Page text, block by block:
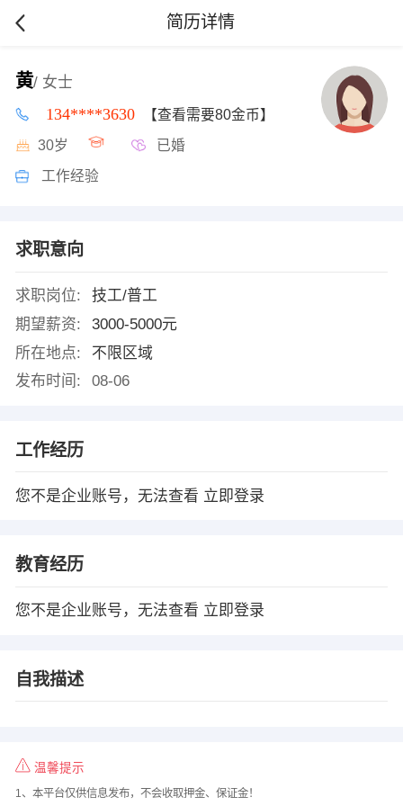
简历详情
黄/ 女士
134****3630 【查看需要80金币】
30岁 已婚
工作经验
求职意向
求职岗位:
技工/普工
期望薪资:
3000-5000元
所在地点:
不限区域
发布时间:
08-06
工作经历
您不是企业账号，无法查看 立即登录
教育经历
您不是企业账号，无法查看 立即登录
自我描述
温馨提示
1、本平台仅供信息发布，不会收取押金、保证金！